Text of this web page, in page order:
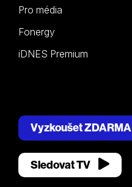
Pro média
Fonergy
iDNES Premium
Vyzkoušet ZDARMA
Sledovat TV